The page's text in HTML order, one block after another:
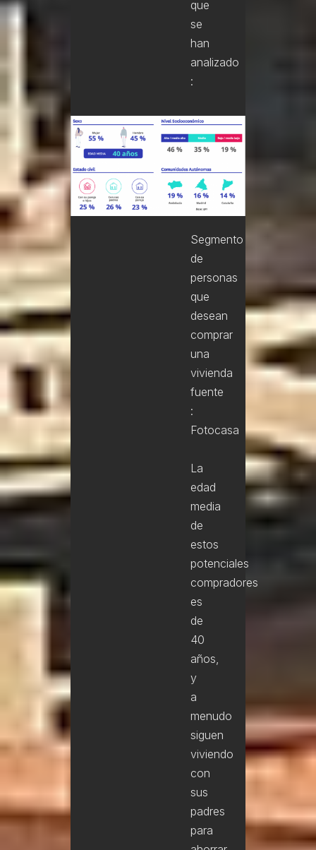
que
se
han
analizado
:
Segmento
de
personas
que
desean
comprar
una
vivienda
fuente
:
Fotocasa
La
edad
media
de
estos
potenciales
compradores
es
de
40
años,
y
a
menudo
siguen
viviendo
con
sus
padres
para